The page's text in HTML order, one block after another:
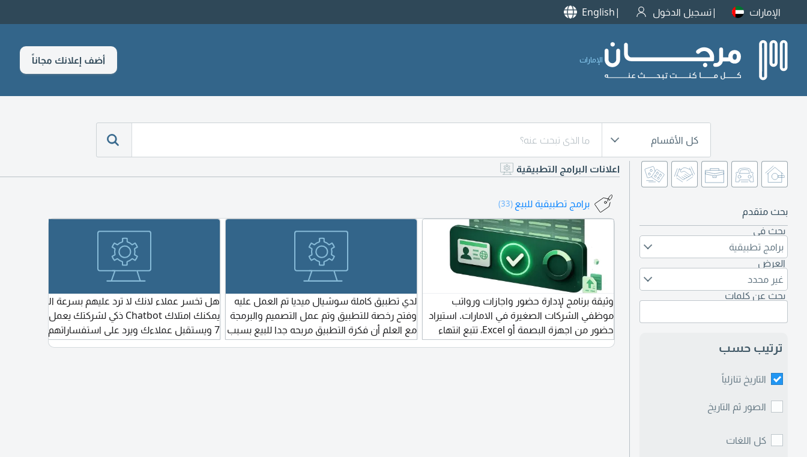
الإمارات تسجيل الدخول English
الإمارات أضف إعلانك مجاناً
كل الأقسام
بحث متقدم
بحث في
برامج تطبيقية
العرض
غير محدد
بحث عن كلمات
ترتيب حسب
التاريخ تنازلياً
الصور ثم التاريخ
كل اللغات
اعلانات البرامج التطبيقية
برامج تطبيقية للبيع (33)
وثيقة برنامج لإدارة حضور واجازات ورواتب
موظفي الشركات الصغيرة في الامارات. استيراد
حضور من اجهزة البصمة أو Excel، تتبع انتهاء
الإقامة والهوية، سجل رواتب داخلي. جرب أداة
لدي تطبيق كاملة سوشيال ميديا تم العمل عليه
وفتح رخصة للتطبيق وتم عمل التصميم والبرمجة
مع العلم أن فكرة التطبيق مربحه جدا للبيع بسبب
عدم التفرغ
هل تخسر عملاء لانك لا ترد عليهم بسرعة الآن
7 ويستقبل عملاءك ويرد على استفساراتهم
بشكل فوري نقوم بتصميم وبرمجة بوتشات